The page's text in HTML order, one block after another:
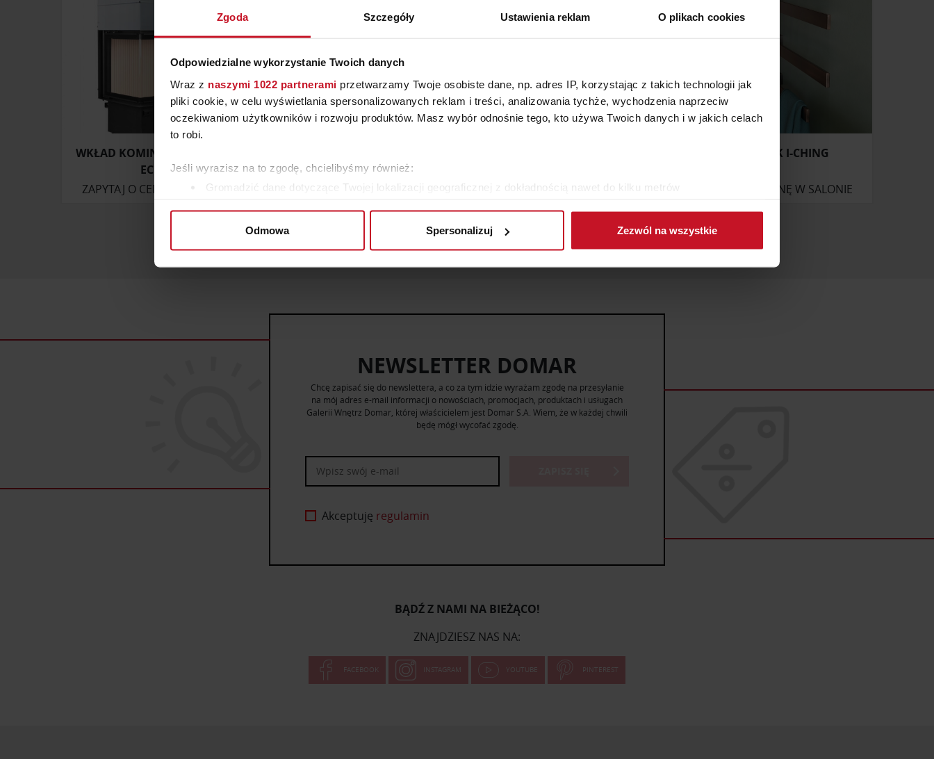
Zgoda Szczegóły Ustawienia reklam O plikach cookies
Odpowiedzialne wykorzystanie Twoich danych
Wraz z naszymi 1022 partnerami przetwarzamy Twoje osobiste dane, np. adres IP, korzystając z takich technologii jak
pliki cookie, w celu wyświetlania spersonalizowanych reklam i treści, analizowania tychże, wychodzenia naprzeciw
oczekiwaniom użytkowników i rozwoju produktów. Masz wybór odnośnie tego, kto używa Twoich danych i w jakich celach
to robi.
Jeśli wyrazisz na to zgodę, chcielibyśmy również:
Gromadzić dane dotyczące Twojej lokalizacji geograficznej z dokładnością nawet do kilku metrów
Dowiedz się więcej odnośnie tego, jak Twoje osobiste dane są przetwarzane oraz ustaw własne preferencje w
uzyskanymi podczas korzystania z ich usług.
Odmowa Spersonalizuj Zezwól na wszystkie
WKŁAD KOMINOWY HOXTER
ECKA
ZAPYTAJ O CENĘ W SALONIE
ZAPYTAJ O CENĘ W SALONIE ZAPYTAJ O CENĘ W SALONIE
GRZEJNIK I-CHING
ZAPYTAJ O CENĘ W SALONIE
WIĘCEJ PRODUKTÓW Z TEJ KATEGORII
NEWSLETTER DOMAR
Chcę zapisać się do newslettera, a co za tym idzie wyrażam zgodę na przesyłanie
na mój adres e-mail informacji o nowościach, promocjach, produktach i usługach
Galerii Wnętrz Domar, której właścicielem jest Domar S.A. Wiem, że w każdej chwili
będę mógł wycofać zgodę.
Akceptuję regulamin
BĄDŹ Z NAMI NA BIEŻĄCO!
ZNAJDZIESZ NAS NA:
FACEBOOK INSTAGRAM YOUTUBE PINTEREST